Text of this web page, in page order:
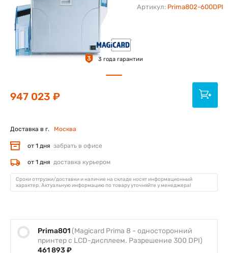
Артикул: Prima802-600DPI
3 3 года гарантии
Prima801 (Magicard Prima 8 - односторонний
принтер с LCD-дисплеем. Разрешение 300 DPI)
461 893 ₽
947 023 ₽
Доставка в г. Москва
от 1 дня забрать в офисе
от 1 дня доставка курьером
Сроки отгрузки/доставки и наличие на складе носят информационный
характер. Актуальную информацию по товару уточняйте у менеджера!